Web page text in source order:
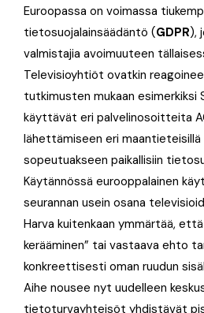
Euroopassa on voimassa
tietosuojalainsäädäntö (GDPR),
valmistajia avoimuuteen
Televisioyhtiöt ovatkin
tutkimusten mukaan esimerkiksi
käyttävät eri palvelinosoitteita
lähettämiseen eri maantieteisillä
sopeutuakseen paikallisiin
Käytännössä eurooppalainen
seurannan usein osana
Harva kuitenkaan ymmärtää,
kerääminen” tai vastaava ehto
konkreettisesti oman ruudun
Aihe nousee nyt uudelleen
tietoturvayhteisöt yhdistävät